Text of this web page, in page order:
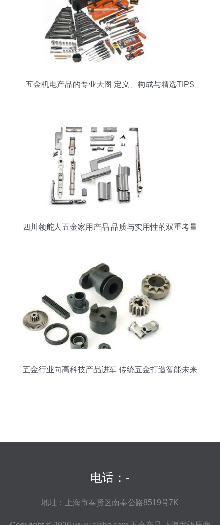
五金机电产品的专业大图 定义、构成与精选TIPS
四川领舵人五金家用产品 品质与实用性的双重考量
五金行业向高科技产品进军 传统五金打造智能未来
电话：-
地址：上海市奉贤区南奉公路8519号7K